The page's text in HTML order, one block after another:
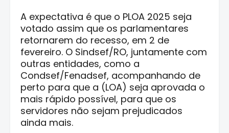
A expectativa é que o PLOA 2025 seja
votado assim que os parlamentares
retornarem do recesso, em 2 de
fevereiro. O Sindsef/RO, juntamente com
outras entidades, como a
Condsef/Fenadsef, acompanhando de
perto para que a (LOA) seja aprovada o
mais rápido possível, para que os
servidores não sejam prejudicados
ainda mais.